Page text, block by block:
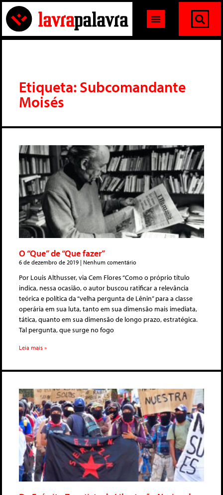
Etiqueta: Subcomandante
Moisés
O “Que” de “Que fazer”
6 de dezembro de 2019 Nenhum comentário
Por Louis Althusser, via Cem Flores “Como o próprio título
indica, nessa ocasião, o autor buscou ratificar a relevância
teórica e política da “velha pergunta de Lênin” para a classe
operária em sua luta, tanto em sua dimensão mais imediata,
tática, quanto em sua dimensão de longo prazo, estratégica.
Tal pergunta, que surge no fogo
Leia mais »